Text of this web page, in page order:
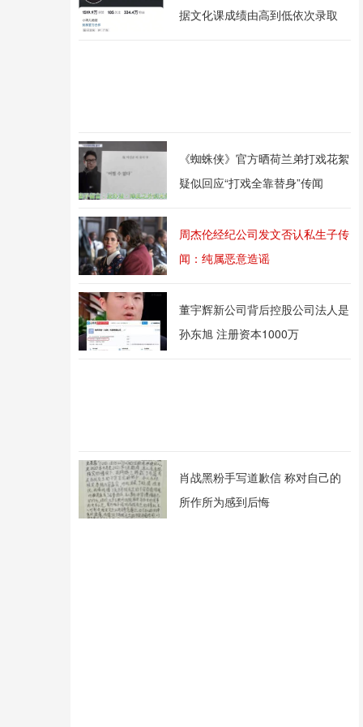
据文化课成绩由高到低依次录取
《蜘蛛侠》官方晒荷兰弟打戏花絮
疑似回应“打戏全靠替身”传闻
周杰伦经纪公司发文否认私生子传
闻：纯属恶意造谣
董宇辉新公司背后控股公司法人是
孙东旭 注册资本1000万
肖战黑粉手写道歉信 称对自己的
所作所为感到后悔